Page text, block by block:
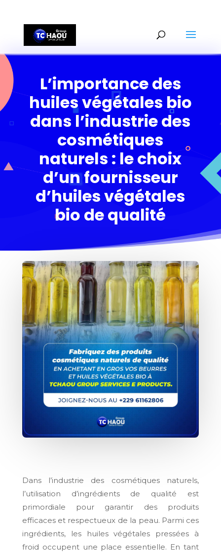
L’importance des
huiles végétales bio
dans l’industrie des
cosmétiques
naturels : le choix
d’un fournisseur
d’huiles végétales
bio de qualité
Dans l’industrie des cosmétiques naturels,
l’utilisation d’ingrédients de qualité est
primordiale pour garantir des produits
efficaces et respectueux de la peau. Parmi ces
ingrédients, les huiles végétales pressées à
froid occupent une place essentielle. En tant